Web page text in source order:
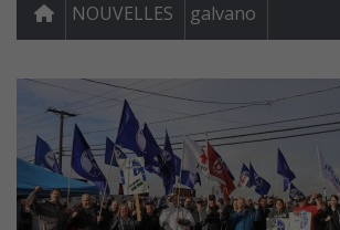
NOUVELLES galvano